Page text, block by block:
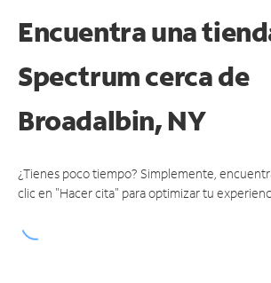
Encuentra una
Spectrumcerca de
Broadalbin, NY
¿Tienes poco tiempo? Simplemente,
clic en "Hacer cita" para optimizar tu